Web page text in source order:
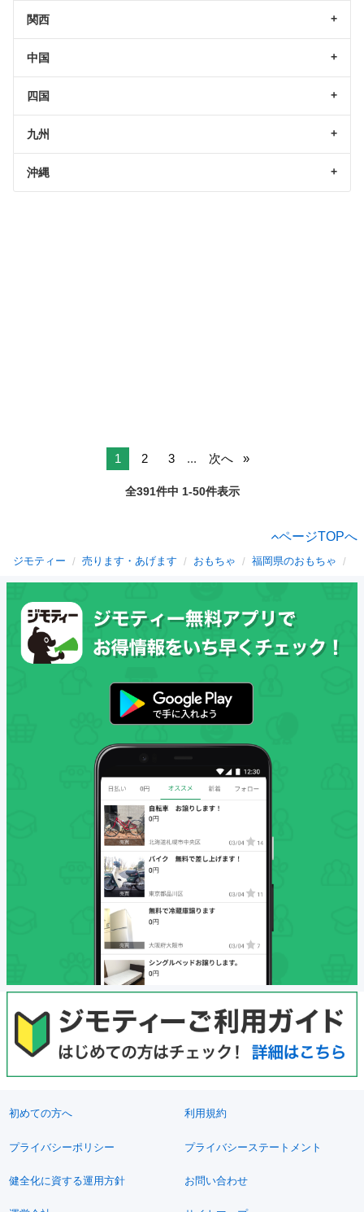
関西
中国
四国
九州
沖縄
1 2 3 ... 次へ
全391件中 1-50件表示
ページTOPへ
ジモティー 売ります・あげます おもちゃ 福岡県のおもちゃ
初めての方へ 利用規約
プライバシーポリシー プライバシーステートメント
健全化に資する運用方針 お問い合わせ